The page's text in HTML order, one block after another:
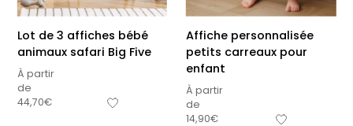
Lot de 3 affiches bébé
animaux safari Big Five
À partir
de
44,70€
Affiche personnalisée
petits carreaux pour
enfant
À partir
de
14,90€